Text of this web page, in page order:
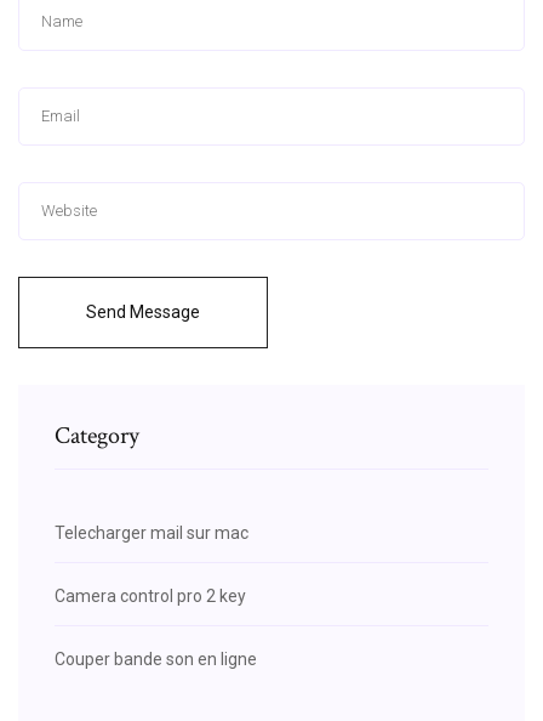
Send Message
Category
Telecharger mail sur mac
Camera control pro 2 key
Couper bande son en ligne